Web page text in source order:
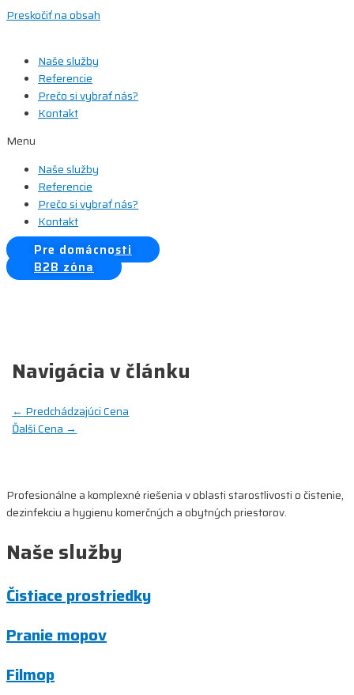
Preskočiť na obsah
Naše služby
Referencie
Prečo si vybrať nás?
Kontakt
Menu
Naše služby
Referencie
Prečo si vybrať nás?
Kontakt
Pre domácnosti
B2B zóna
Navigácia v článku
← Predchádzajúci Cena
Ďalší Cena →
Profesionálne a komplexné riešenia v oblasti starostlivosti o čistenie,
dezinfekciu a hygienu komerčných a obytných priestorov.
Naše služby
Čistiace prostriedky
Pranie mopov
Filmop